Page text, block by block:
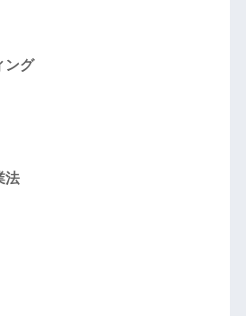
ング
法